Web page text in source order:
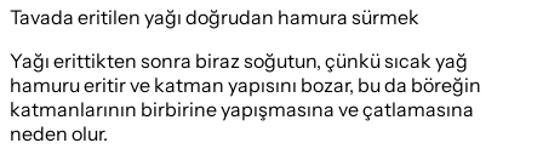
Tavada eritilen yağı doğrudan hamura sürmek
Yağı erittikten sonra biraz soğutun, çünkü sıcak yağ
hamuru eritir ve katman yapısını bozar, bu da böreğin
katmanlarının birbirine yapışmasına ve çatlamasına
neden olur.